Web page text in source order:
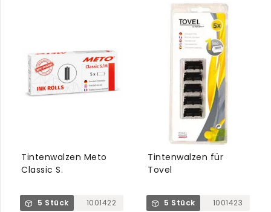
Tintenwalzen Meto
Classic S.
5 Stück 1001422
Tintenwalzen für
Tovel
5 Stück 1001423